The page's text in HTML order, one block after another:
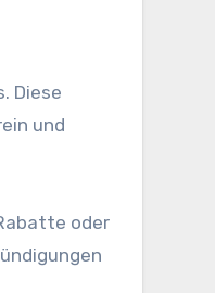
Diese
und
oder